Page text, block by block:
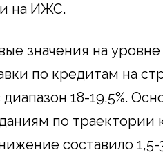
на ИЖС.
значения на уровне
по кредитам на
18-19,5%.
по траектории
составило 1,5-